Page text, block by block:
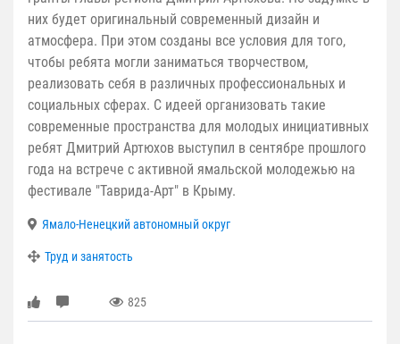
них будет оригинальный современный дизайн и
атмосфера. При этом созданы все условия для того,
чтобы ребята могли заниматься творчеством,
реализовать себя в различных профессиональных и
социальных сферах. С идеей организовать такие
современные пространства для молодых инициативных
ребят Дмитрий Артюхов выступил в сентябре прошлого
года на встрече с активной ямальской молодежью на
фестивале "Таврида-Арт" в Крыму.
Ямало-Ненецкий автономный округ
Труд и занятость
825